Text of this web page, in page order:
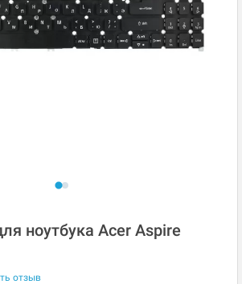
ноутбука Acer Aspire
отзыв